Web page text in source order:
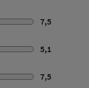
7,5
5,1
7,5